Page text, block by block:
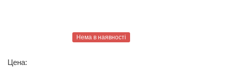
Нема в наявності
Цена: